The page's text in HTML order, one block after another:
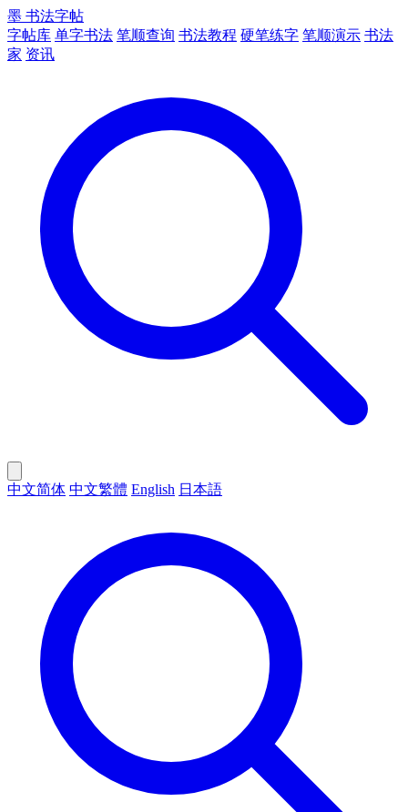
墨 书法字帖
字帖库 单字书法 笔顺查询 书法教程 硬笔练字 笔顺演示 书法
家 资讯
中文简体 中文繁體 English 日本語